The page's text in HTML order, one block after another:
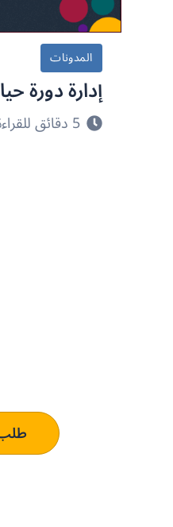
المدونات
إدارة دورة
5 دقائق للقراءة